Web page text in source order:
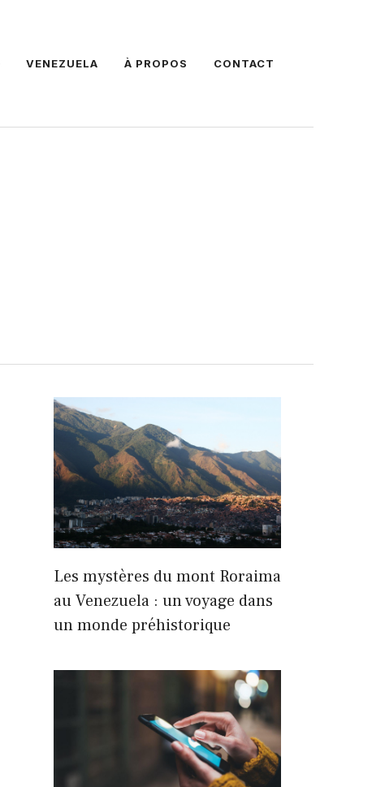
VENEZUELA À PROPOS CONTACT
Les mystères du mont Roraima
au Venezuela : un voyage dans
un monde préhistorique